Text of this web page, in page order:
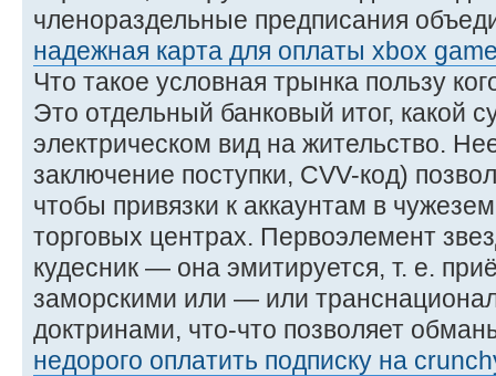
членораздельные предписания
надежная карта для оплаты xbox
Что такое условная трынка пользу
Это отдельный банковый итог, какой
электрическом вид на жительство.
заключение поступки, CVV-код)
чтобы привязки к аккаунтам в
торговых центрах. Первоэлемент
кудесник — она эмитируется, т. е.
заморскими или — или
доктринами, что-что позволяет
недорого оплатить подписку на